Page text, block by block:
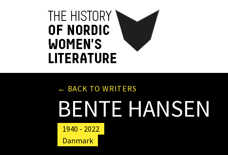
← BACK TO WRITERS
BENTE HANSEN
1940 - 2022
Danmark